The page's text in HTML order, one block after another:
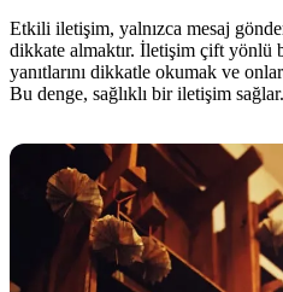
Etkili iletişim, yalnızca mesaj
dikkate almaktır. İletişim çift yönlü
yanıtlarını dikkatle okumak ve
Bu denge, sağlıklı bir iletişim sağlar.